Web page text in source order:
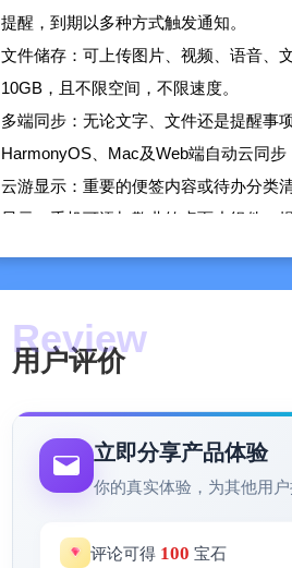
提醒，到期以多种方式触发通知。
文件储存：可上传图片、视频、语音、
10GB，且不限空间，不限速度。
多端同步：无论文字、文件还是提醒事
HarmonyOS、Mac及Web端自动云同步
云游显示：重要的便签内容或待办分类
显示；手机可添加敬业签桌面小组件，
作类型、开始时间及结束时间，快速复
用户体验良好：界面简洁，功能实用
丰富功能集成：便签、待办、提醒、
解决用户需求。 云端自动备份：
数据安全储存：多重云端加密机制保护
用户评价
立即分享产品体验
你的真实体验，为其他用
评论可得 100 宝石